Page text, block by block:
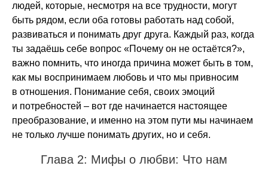
людей, которые, несмотря на все трудности, могут
быть рядом, если оба готовы работать над собой,
развиваться и понимать друг друга. Каждый раз, когда
ты задаёшь себе вопрос «Почему он не остаётся?»,
важно помнить, что иногда причина может быть в том,
как мы воспринимаем любовь и что мы привносим
в отношения. Понимание себя, своих эмоций
и потребностей – вот где начинается настоящее
преобразование, и именно на этом пути мы начинаем
не только лучше понимать других, но и себя.
Глава 2: Мифы о любви: Что нам